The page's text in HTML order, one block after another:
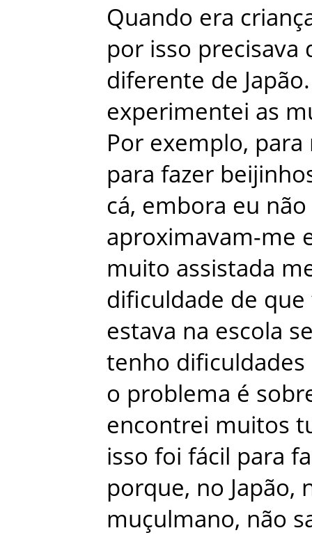
Quando era
por isso precisava
diferente de Japão.
experimentei as
Por exemplo, para
para fazer
cá, embora eu não
aproximavam-me
muito assistada
dificuldade de que
estava na escola
tenho dificuldades
o problema é
encontrei muitos
isso foi fácil para
porque, no Japão,
muçulmano, não